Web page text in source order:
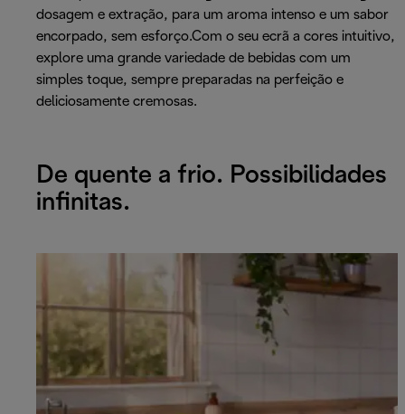
dosagem e extração, para um aroma intenso e um sabor
encorpado, sem esforço.Com o seu ecrã a cores intuitivo,
explore uma grande variedade de bebidas com um
simples toque, sempre preparadas na perfeição e
deliciosamente cremosas.
De quente a frio. Possibilidades
infinitas.